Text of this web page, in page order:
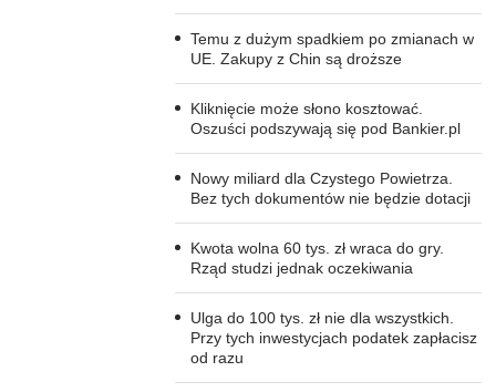
Temu z dużym spadkiem po zmianach w
UE. Zakupy z Chin są droższe
Kliknięcie może słono kosztować.
Oszuści podszywają się pod Bankier.pl
Nowy miliard dla Czystego Powietrza.
Bez tych dokumentów nie będzie dotacji
Kwota wolna 60 tys. zł wraca do gry.
Rząd studzi jednak oczekiwania
Ulga do 100 tys. zł nie dla wszystkich.
Przy tych inwestycjach podatek zapłacisz
od razu